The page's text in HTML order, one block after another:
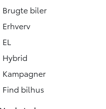
Brugte biler
Erhverv
EL
Hybrid
Kampagner
Find bilhus